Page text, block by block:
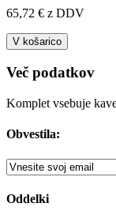
65,72 € z DDV
V košarico
Več podatkov
Komplet vsebuje
Obvestila:
Oddelki